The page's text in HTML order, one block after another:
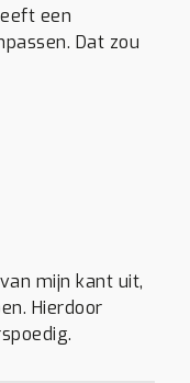
een
Dat zou
mijn kant uit,
Hierdoor